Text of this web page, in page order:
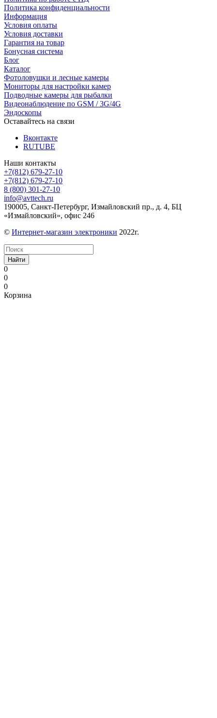
Политика конфиденциальности
Информация
Условия оплаты
Условия доставки
Гарантия на товар
Бонусная система
Блог
Каталог
Фотоловушки и лесные камеры
Мониторы для настройки камер
Подводные камеры для рыбалки
Видеонаблюдение по GSM / 3G/4G
Эндоскопы
Оставайтесь на связи
Вконтакте
RUTUBE
Наши контакты
+7(812) 679-27-10
+7(812) 679-27-10
8 (800) 301-27-10
info@avttech.ru
190005, Санкт-Петербург, Измайловский пр., д. 4, БЦ
«Измайловский», офис 246
© Интернет-магазин электроники 2022г.
Найти
0
0
0
Корзина